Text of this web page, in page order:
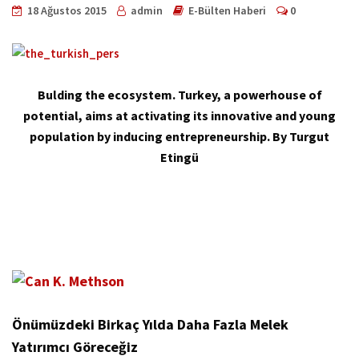
18 Ağustos 2015 admin E-Bülten Haberi 0
Bulding the ecosystem. Turkey, a powerhouse of
potential, aims at activating its innovative and young
population by inducing entrepreneurship. By Turgut
Etingü
Önümüzdeki Birkaç Yılda Daha Fazla Melek
Yatırımcı Göreceğiz